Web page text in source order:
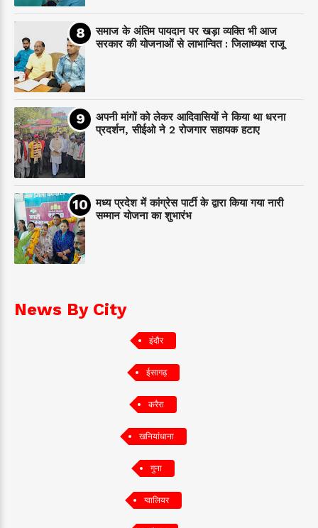
समाज के अंतिम पायदान पर‌ खड़ा व्यक्ति भी आज
सरकार की योजनाओं से लाभान्वित : जिलाध्यक्ष राजू
अपनी मांगों को लेकर आदिवासियों ने किया था धरना
प्रदर्शन, सीईओ ने 2 रोजगार सहायक हटाए
मध्य प्रदेश में कांग्रेस पार्टी के द्वारा किया गया नारी
सम्मान योजना का शुभारंभ
News By City
इंदौर
ईसागढ़
करैरा
खनियांधाना
गुना
ग्वालियर